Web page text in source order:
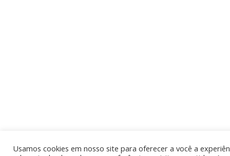
Usamos cookies em nosso site para oferecer a você a